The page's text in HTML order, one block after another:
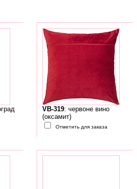
VB-319: червоне вино
(оксамит)
Отметить для заказа